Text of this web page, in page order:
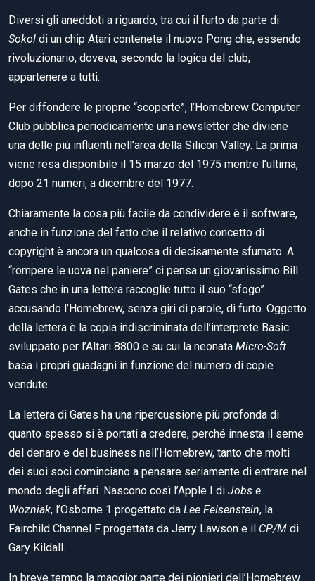
Diversi gli aneddoti a riguardo, tra cui il furto da parte di
Sokol di un chip Atari contenete il nuovo Pong che, essendo
rivoluzionario, doveva, secondo la logica del club,
appartenere a tutti.
Per diffondere le proprie “scoperte”, l’Homebrew Computer
Club pubblica periodicamente una newsletter che diviene
una delle più influenti nell’area della Silicon Valley. La prima
viene resa disponibile il 15 marzo del 1975 mentre l’ultima,
dopo 21 numeri, a dicembre del 1977.
Chiaramente la cosa più facile da condividere è il software,
anche in funzione del fatto che il relativo concetto di
copyright è ancora un qualcosa di decisamente sfumato. A
“rompere le uova nel paniere” ci pensa un giovanissimo Bill
Gates che in una lettera raccoglie tutto il suo “sfogo”
accusando l’Homebrew, senza giri di parole, di furto. Oggetto
della lettera è la copia indiscriminata dell’interprete Basic
sviluppato per l’Altari 8800 e su cui la neonata Micro-Soft
basa i propri guadagni in funzione del numero di copie
vendute.
La lettera di Gates ha una ripercussione più profonda di
quanto spesso si è portati a credere, perché innesta il seme
del denaro e del business nell’Homebrew, tanto che molti
dei suoi soci cominciano a pensare seriamente di entrare nel
mondo degli affari. Nascono così l’Apple I di Jobs e
Wozniak, l’Osborne 1 progettato da Lee Felsenstein, la
Fairchild Channel F progettata da Jerry Lawson e il CP/M di
Gary Kildall.
In breve tempo la maggior parte dei pionieri dell’Homebrew